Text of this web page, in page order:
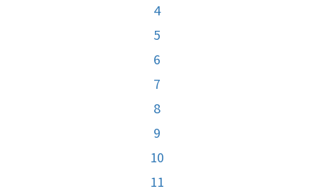
4
5
6
7
8
9
10
11